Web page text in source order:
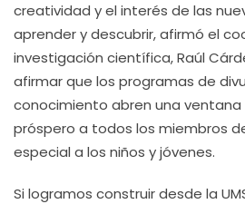
creatividad y el interés de las
aprender y descubrir, afirmó el
investigación científica, Raúl
afirmar que los programas de
conocimiento abren una ventana
próspero a todos los miembros
especial a los niños y jóvenes.
Si logramos construir desde la